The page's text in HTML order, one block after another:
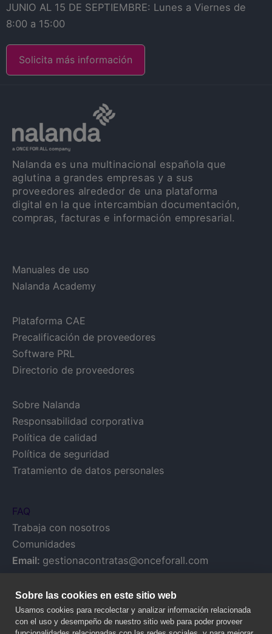
JUNIO AL 15 DE SEPTIEMBRE: Lunes a Viernes de
8:00 a 15:00
Solicita más información
Nalanda es una multinacional española que
aglutina a grandes empresas y a sus
proveedores alrededor de una plataforma
digital en la que intercambian documentación,
compras, facturas e información empresarial.
Manuales de uso
Nalanda Academy
Plataforma CAE
Precalificación de proveedores
Software PRL
Directorio de proveedores
Sobre Nalanda
Responsabilidad corporativa
Política de calidad
Política de seguridad
Tratamiento de datos personales
FAQ
Trabaja con nosotros
Comunidades
Email: gestionacontratas@onceforall.com
Sobre las cookies en este sitio web
Usamos cookies para recolectar y analizar información relacionada
con el uso y desempeño de nuestro sitio web para poder proveer